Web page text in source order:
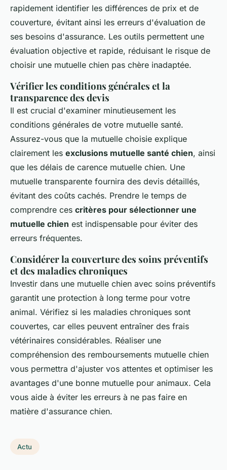
rapidement identifier les différences de prix et de
couverture, évitant ainsi les erreurs d'évaluation de
ses besoins d'assurance. Les outils permettent une
évaluation objective et rapide, réduisant le risque de
choisir une mutuelle chien pas chère inadaptée.
Vérifier les conditions générales et la
transparence des devis
Il est crucial d'examiner minutieusement les
conditions générales de votre mutuelle santé.
Assurez-vous que la mutuelle choisie explique
clairement les exclusions mutuelle santé chien, ainsi
que les délais de carence mutuelle chien. Une
mutuelle transparente fournira des devis détaillés,
évitant des coûts cachés. Prendre le temps de
comprendre ces critères pour sélectionner une
mutuelle chien est indispensable pour éviter des
erreurs fréquentes.
Considérer la couverture des soins préventifs
et des maladies chroniques
Investir dans une mutuelle chien avec soins préventifs
garantit une protection à long terme pour votre
animal. Vérifiez si les maladies chroniques sont
couvertes, car elles peuvent entraîner des frais
vétérinaires considérables. Réaliser une
compréhension des remboursements mutuelle chien
vous permettra d'ajuster vos attentes et optimiser les
avantages d'une bonne mutuelle pour animaux. Cela
vous aide à éviter les erreurs à ne pas faire en
matière d'assurance chien.
Actu